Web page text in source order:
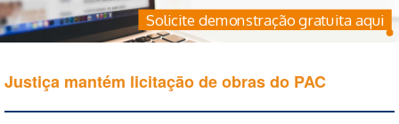
Solicite demonstração gratuita aqui
Justiça mantém licitação de obras do PAC